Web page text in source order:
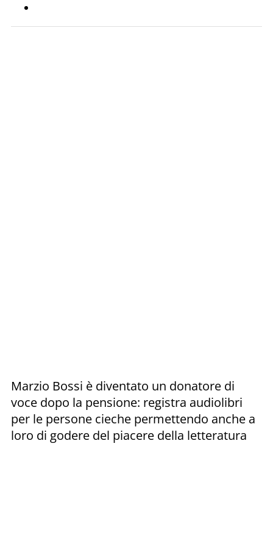
Marzio Bossi è diventato un donatore di
voce dopo la pensione: registra audiolibri
per le persone cieche permettendo anche a
loro di godere del piacere della letteratura